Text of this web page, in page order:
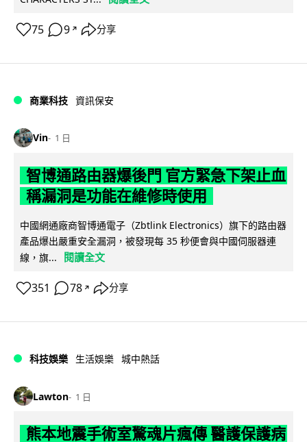
75 9 ↗ 分享
商業科技 資訊保安
Vin 1 日
智博通路由器爆後門 官方緊急下架止血
稱漏洞是功能在維修時使用
中國網通廠商智博通電子（Zbtlink Electronics）旗下的路由器
產品爆出嚴重安全漏洞，被發現每 35 秒便會與中國伺服器連
線，旗...
閱讀全文
351 78 ↗ 分享
科技娛樂 生活娛樂 城中熱話
Lawton 1 日
熊本地震手術室驚魂片瘋傳 醫護保護病